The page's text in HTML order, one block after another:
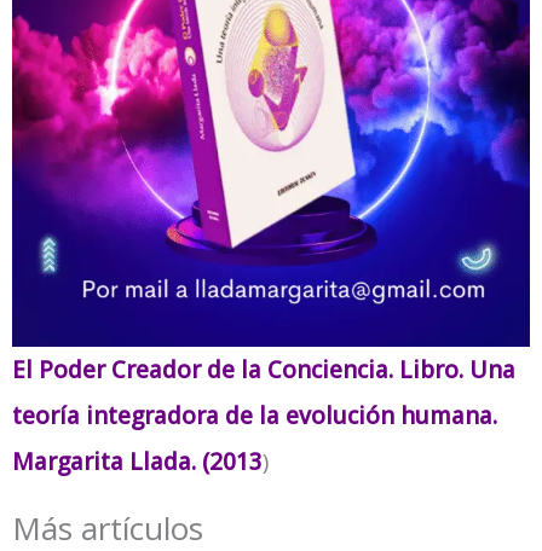
El Poder Creador de la Conciencia. Libro. Una
teoría integradora de la evolución humana.
Margarita Llada. (2013)
Más artículos